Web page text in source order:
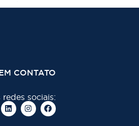
CONTATO
sociais: